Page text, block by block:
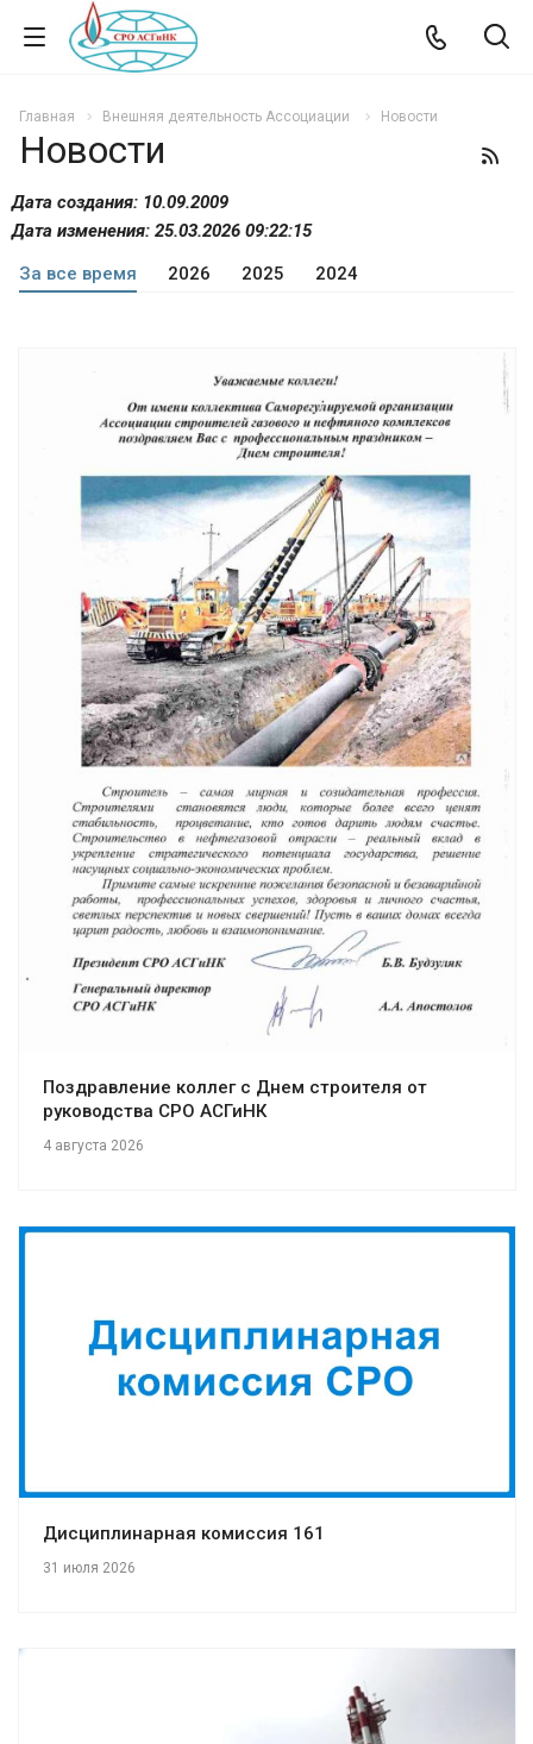
Главная Внешняя деятельность Ассоциации Новости
Новости
Дата создания: 10.09.2009
Дата изменения: 25.03.2026 09:22:15
За все время
2026 2025 2024
Поздравление коллег с Днем строителя от
руководства СРО АСГиНК
4 августа 2026
Дисциплинарная комиссия 161
31 июля 2026